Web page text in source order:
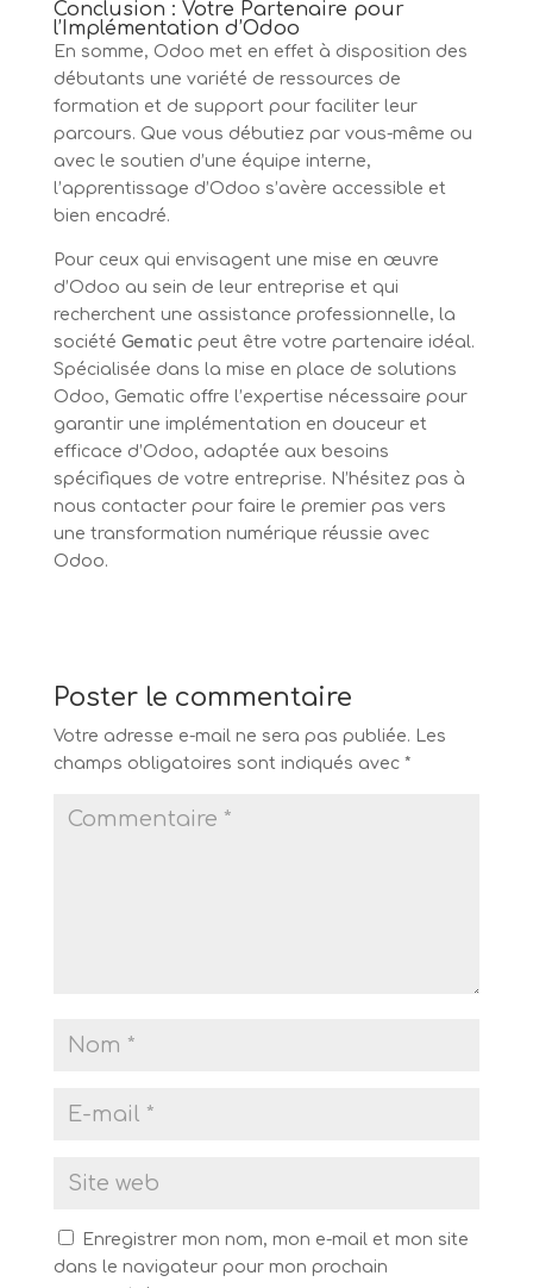
Conclusion : Votre Partenaire pour
l’Implémentation d’Odoo
En somme, Odoo met en effet à disposition des
débutants une variété de ressources de
formation et de support pour faciliter leur
parcours. Que vous débutiez par vous-même ou
avec le soutien d’une équipe interne,
l’apprentissage d’Odoo s’avère accessible et
bien encadré.
Pour ceux qui envisagent une mise en œuvre
d’Odoo au sein de leur entreprise et qui
recherchent une assistance professionnelle, la
société Gematicpeut être votre partenaire idéal.
Spécialisée dans la mise en place de solutions
Odoo, Gematic offre l’expertise nécessaire pour
garantir une implémentation en douceur et
efficace d’Odoo, adaptée aux besoins
spécifiques de votre entreprise. N’hésitez pas à
nous contacter pour faire le premier pas vers
une transformation numérique réussie avec
Odoo.
Poster le commentaire
Votre adresse e-mail ne sera pas publiée. Les
champs obligatoires sont indiqués avec *
Enregistrer mon nom, mon e-mail et mon site
dans le navigateur pour mon prochain